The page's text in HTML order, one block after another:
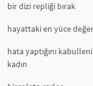
bir dizi repliği bırak
hayattaki en yüce değer
hata yaptığını
kadın